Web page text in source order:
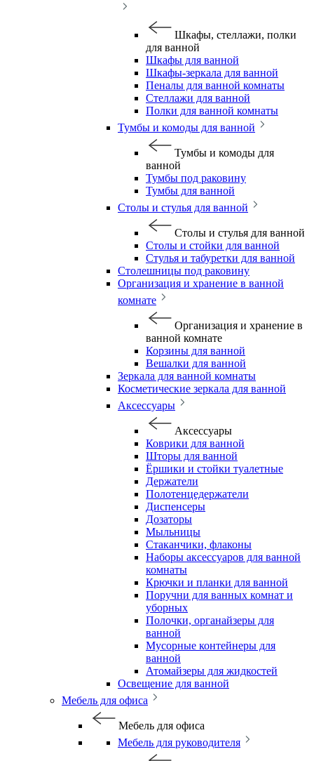
Шкафы, стеллажи, полки
для ванной
Шкафы для ванной
Шкафы-зеркала для ванной
Пеналы для ванной комнаты
Стеллажи для ванной
Полки для ванной комнаты
Тумбы и комоды для ванной
Тумбы и комоды для
ванной
Тумбы под раковину
Тумбы для ванной
Столы и стулья для ванной
Столы и стулья для ванной
Столы и стойки для ванной
Стулья и табуретки для ванной
Столешницы под раковину
Организация и хранение в ванной
комнате
Организация и хранение в
ванной комнате
Корзины для ванной
Вешалки для ванной
Зеркала для ванной комнаты
Косметические зеркала для ванной
Аксессуары
Аксессуары
Коврики для ванной
Шторы для ванной
Ёршики и стойки туалетные
Держатели
Полотенцедержатели
Диспенсеры
Дозаторы
Мыльницы
Стаканчики, флаконы
Наборы аксессуаров для ванной
комнаты
Крючки и планки для ванной
Поручни для ванных комнат и
уборных
Полочки, органайзеры для
ванной
Мусорные контейнеры для
ванной
Атомайзеры для жидкостей
Освещение для ванной
Мебель для офиса
Мебель для офиса
Мебель для руководителя